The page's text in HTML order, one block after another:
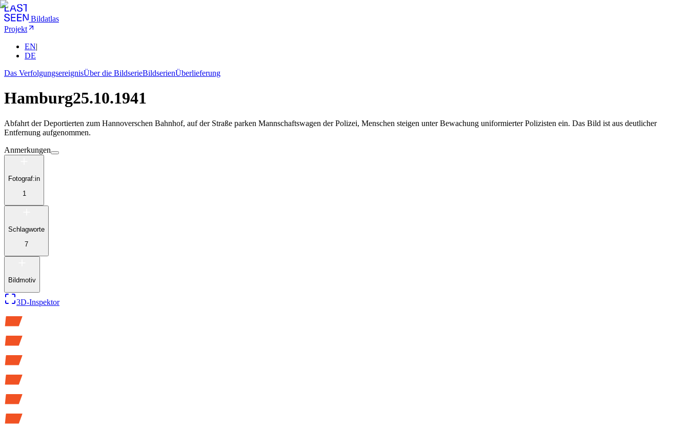
Bildatlas
Projekt
EN|
DE
Das VerfolgungsereignisÜber die BildserieBildserienÜberlieferung
Hamburg25.10.1941
Abfahrt der Deportierten zum Hannoverschen Bahnhof, auf der Straße parken Mannschaftswagen der Polizei, Menschen steigen unter Bewachung uniformierter Polizisten ein. Das Bild ist aus deutlicher
Entfernung aufgenommen.
Anmerkungen
Fotograf:in
1
Schlagworte
7
Bildmotiv
3D-Inspektor